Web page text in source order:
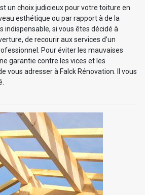
un choix judicieux pour votre toiture en
esthétique ou par rapport à de la
indispensable, si vous êtes décidé à
de recourir aux services d’un
Pour éviter les mauvaises
garantie contre les vices et les
vous adresser à Falck Rénovation. Il vous